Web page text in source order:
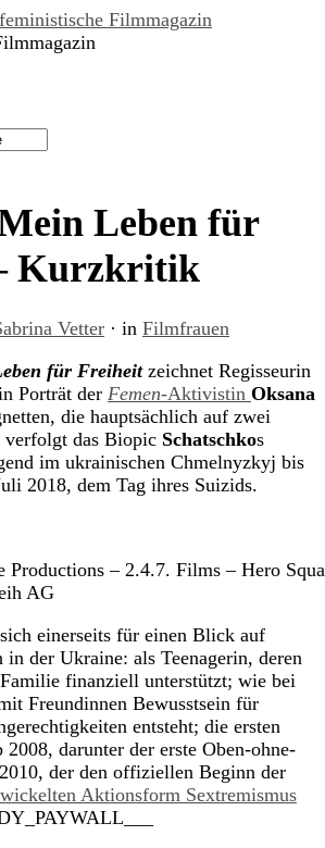
Leben für
Kurzkritik
Vetter · in Filmfrauen
für Freiheitzeichnet Regisseurin
Porträt der Femen-Aktivistin Oksana
die hauptsächlich auf zwei
verfolgt das Biopic Schatschkos
im ukrainischen Chmelnyzkyj bis
2018, dem Tag ihres Suizids.
Productions – 2.4.7. Films – Hero
AG
einerseits für einen Blick auf
in der Ukraine: als Teenagerin, deren
finanziell unterstützt; wie bei
Freundinnen Bewusstsein für
entsteht; die ersten
darunter der erste Oben-ohne-
der den offiziellen Beginn der
Aktionsform Sextremismus